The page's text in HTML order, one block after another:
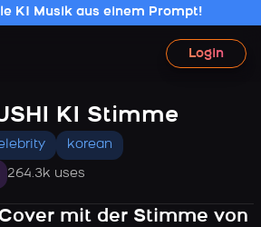
KI Musik aus einem Prompt!
Login
KI Stimme
korean
264.3k uses
mit der Stimme von